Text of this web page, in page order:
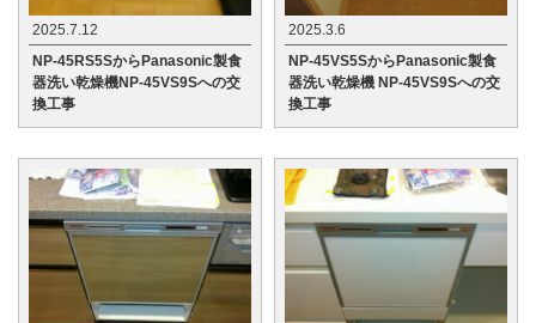
2025.7.12
NP-45RS5SからPanasonic製食
器洗い乾燥機NP-45VS9Sへの交
換工事
2025.3.6
NP-45VS5SからPanasonic製食
器洗い乾燥機 NP-45VS9Sへの交
換工事